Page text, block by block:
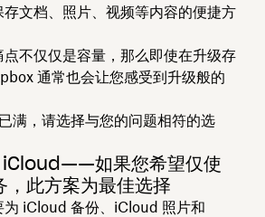
文档、照片、视频等内容的便捷方
不仅仅是容量，那么即使在升级存
通常也会让您感受到升级般的
满，请选择与您的问题相符的选
iCloud——如果您希望仅使
此方案为最佳选择
为 iCloud 备份、iCloud 照片和